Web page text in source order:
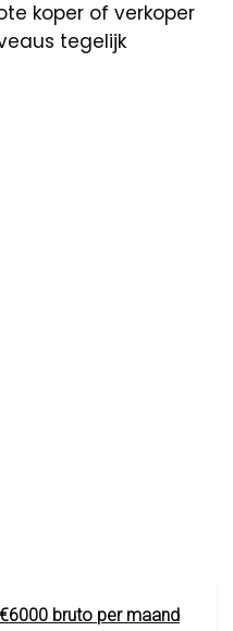
koper of verkoper
tegelijk
bruto per maand